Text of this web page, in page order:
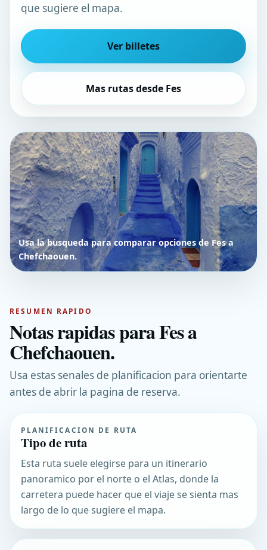
que sugiere el mapa.
Ver billetes
Mas rutas desde Fes
Usa la busqueda para comparar opciones de Fes a
Chefchaouen.
RESUMEN RAPIDO
Notas rapidas para Fes a
Chefchaouen.
Usa estas senales de planificacion para orientarte
antes de abrir la pagina de reserva.
PLANIFICACION DE RUTA
Tipo de ruta
Esta ruta suele elegirse para un itinerario
panoramico por el norte o el Atlas, donde la
carretera puede hacer que el viaje se sienta mas
largo de lo que sugiere el mapa.